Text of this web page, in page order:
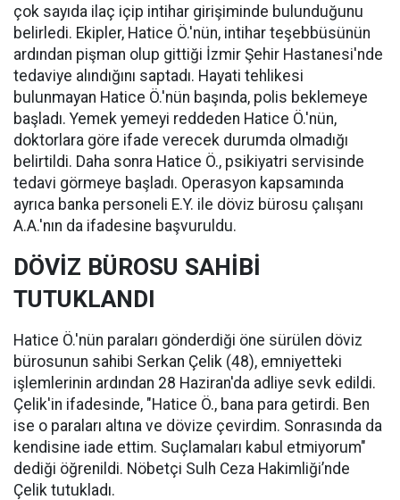
çok sayıda ilaç içip intihar girişiminde bulunduğunu
belirledi. Ekipler, Hatice Ö.'nün, intihar teşebbüsünün
ardından pişman olup gittiği İzmir Şehir Hastanesi'nde
tedaviye alındığını saptadı. Hayati tehlikesi
bulunmayan Hatice Ö.'nün başında, polis beklemeye
başladı. Yemek yemeyi reddeden Hatice Ö.'nün,
doktorlara göre ifade verecek durumda olmadığı
belirtildi. Daha sonra Hatice Ö., psikiyatri servisinde
tedavi görmeye başladı. Operasyon kapsamında
ayrıca banka personeli E.Y. ile döviz bürosu çalışanı
A.A.'nın da ifadesine başvuruldu.
DÖVİZ BÜROSU SAHİBİ
TUTUKLANDI
Hatice Ö.'nün paraları gönderdiği öne sürülen döviz
bürosunun sahibi Serkan Çelik (48), emniyetteki
işlemlerinin ardından 28 Haziran'da adliye sevk edildi.
Çelik'in ifadesinde, "Hatice Ö., bana para getirdi. Ben
ise o paraları altına ve dövize çevirdim. Sonrasında da
kendisine iade ettim. Suçlamaları kabul etmiyorum"
dediği öğrenildi. Nöbetçi Sulh Ceza Hakimliği’nde
Çelik tutukladı.